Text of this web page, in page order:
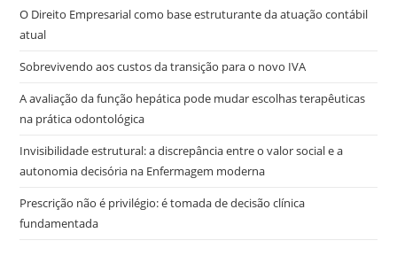
O Direito Empresarial como base estruturante da atuação contábil
atual
Sobrevivendo aos custos da transição para o novo IVA
A avaliação da função hepática pode mudar escolhas terapêuticas
na prática odontológica
Invisibilidade estrutural: a discrepância entre o valor social e a
autonomia decisória na Enfermagem moderna
Prescrição não é privilégio: é tomada de decisão clínica
fundamentada